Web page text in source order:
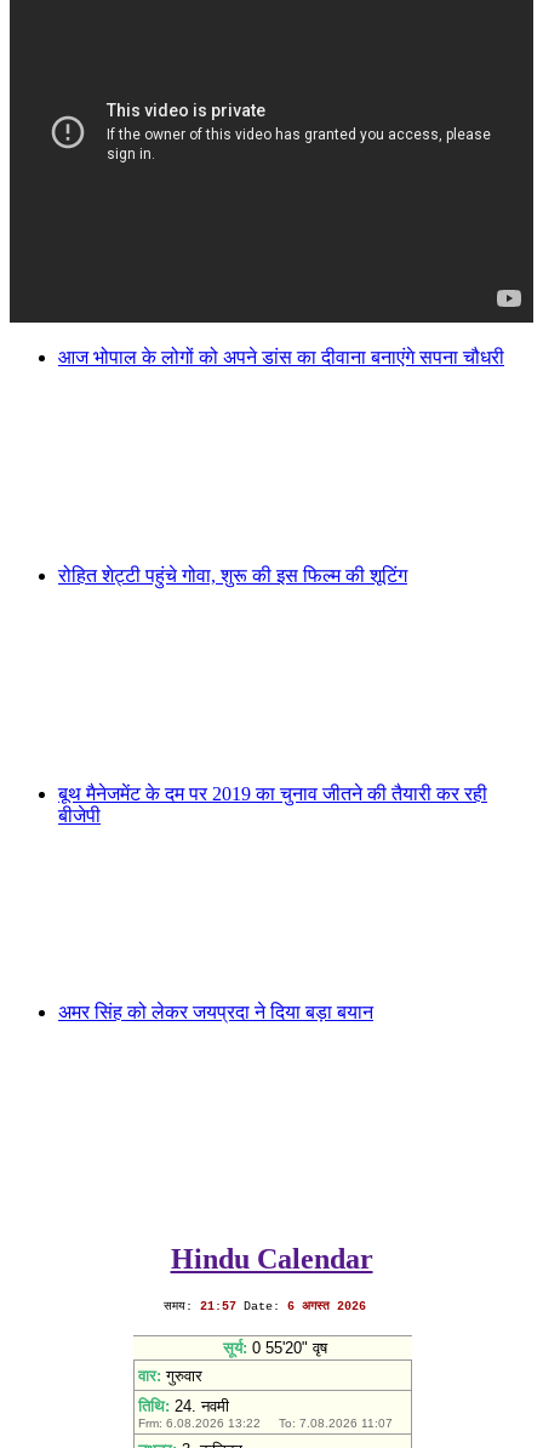
आज भोपाल के लोगों को अपने डांस का दीवाना बनाएंगे सपना चौधरी
रोहित शेट्टी पहुंचे गोवा, शुरू की इस फिल्म की शूटिंग
बूथ मैनेजमेंट के दम पर 2019 का चुनाव जीतने की तैयारी कर रही
बीजेपी
अमर सिंह को लेकर जयप्रदा ने दिया बड़ा बयान
Hindu Calendar